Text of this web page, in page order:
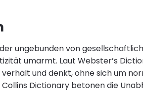
ungebunden von
umarmt. Laut Webster’s
und denkt, ohne sich um
Collins Dictionary betonen die